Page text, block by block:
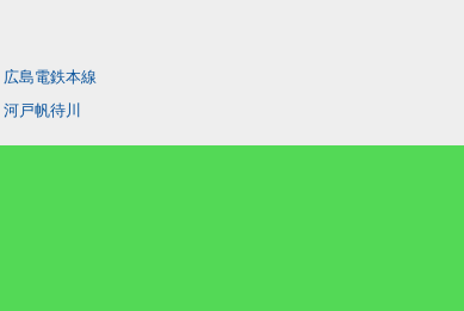
広島電鉄本線
河戸帆待川